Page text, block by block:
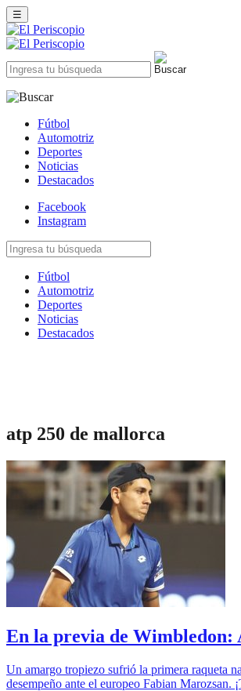
☰
Fútbol
Automotriz
Deportes
Noticias
Destacados
Facebook
Instagram
Fútbol
Automotriz
Deportes
Noticias
Destacados
atp 250 de mallorca
En la previa de Wimbledon:
Un amargo tropiezo sufrió la primera raqueta
desempeño ante el europeo Fabian Marozsan.